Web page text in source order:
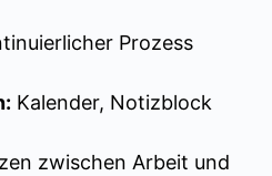
Prozess
Kalender, Notizblock
zwischen Arbeit und